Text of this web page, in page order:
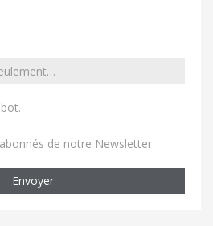
.
de notre Newsletter
Envoyer